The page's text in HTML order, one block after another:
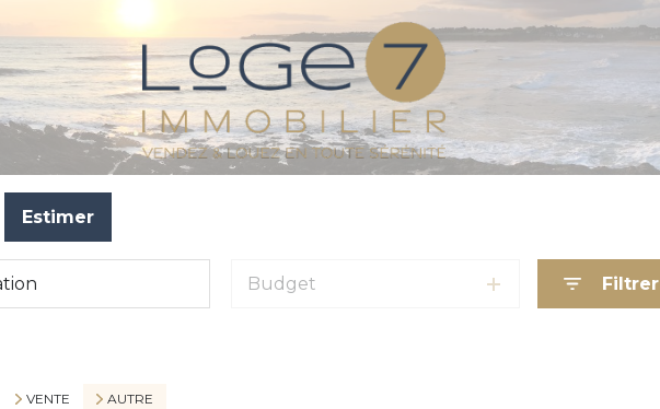
Estimer
Budget Filtrer
VENTE AUTRE